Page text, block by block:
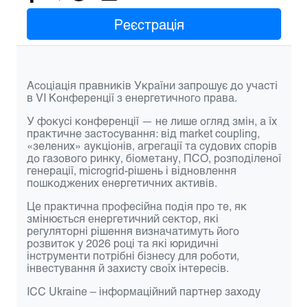
Реєстрація
Асоціація правників України запрошує до участі
в VI Конференції з енергетичного права.
У фокусі конференції — не лише огляд змін, а їх
практичне застосування: від market coupling,
«зелених» аукціонів, агрегації та судових спорів
до газового ринку, біометану, ПСО, розподіленої
генерації, microgrid-рішень і відновлення
пошкоджених енергетичних активів.
Це практична професійна подія про те, як
змінюється енергетичний сектор, які
регуляторні рішення визначатимуть його
розвиток у 2026 році та які юридичні
інструменти потрібні бізнесу для роботи,
інвестування й захисту своїх інтересів.
ICC Ukraine – інформаційний партнер заходу